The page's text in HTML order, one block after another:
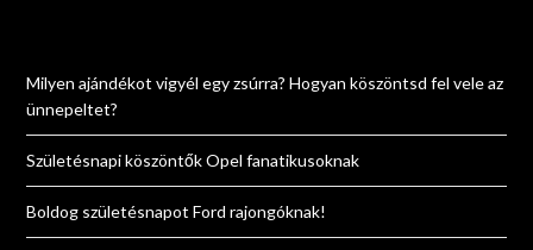
Milyen ajándékot vigyél egy zsúrra? Hogyan köszöntsd fel vele az
ünnepeltet?
Születésnapi köszöntők Opel fanatikusoknak
Boldog születésnapot Ford rajongóknak!